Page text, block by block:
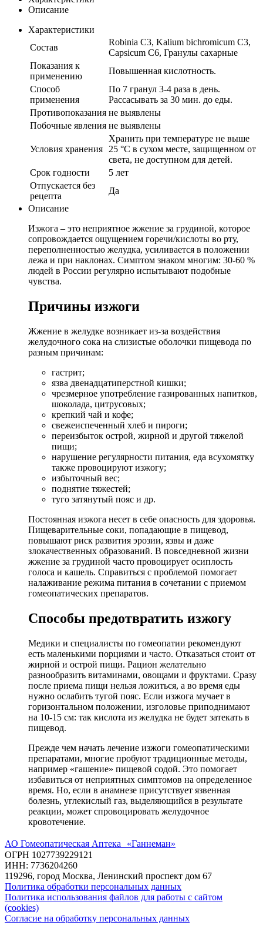
Описание
Характеристики
Состав
Robinia C3, Kalium bichromicum C3,
Capsicum C6, Гранулы сахарные
Показания к
применению
Повышенная кислотность.
Способ
применения
По 7 гранул 3-4 раза в день.
Рассасывать за 30 мин. до еды.
Противопоказания не выявлены
Побочные явления не выявлены
Условия хранения
Хранить при температуре не выше
25 °С в сухом месте, защищенном от
света, не доступном для детей.
Срок годности
5 лет
Отпускается без
рецепта
Да
Описание
Изжога – это неприятное жжение за грудиной, которое
сопровождается ощущением горечи/кислоты во рту,
переполненностью желудка, усиливается в положении
лежа и при наклонах. Симптом знаком многим: 30-60 %
людей в России регулярно испытывают подобные
чувства.
Причины изжоги
Жжение в желудке возникает из-за воздействия
желудочного сока на слизистые оболочки пищевода по
разным причинам:
гастрит;
язва двенадцатиперстной кишки;
чрезмерное употребление газированных напитков,
шоколада, цитрусовых;
крепкий чай и кофе;
свежеиспеченный хлеб и пироги;
переизбыток острой, жирной и другой тяжелой
пищи;
нарушение регулярности питания, еда всухомятку
также провоцируют изжогу;
избыточный вес;
поднятие тяжестей;
туго затянутый пояс и др.
Постоянная изжога несет в себе опасность для здоровья.
Пищеварительные соки, попадающие в пищевод,
повышают риск развития эрозии, язвы и даже
злокачественных образований. В повседневной жизни
жжение за грудиной часто провоцирует осиплость
голоса и кашель. Справиться с проблемой помогает
налаживание режима питания в сочетании с приемом
гомеопатических препаратов.
Способы предотвратить изжогу
Медики и специалисты по гомеопатии рекомендуют
есть маленькими порциями и часто. Отказаться стоит от
жирной и острой пищи. Рацион желательно
разнообразить витаминами, овощами и фруктами. Сразу
после приема пищи нельзя ложиться, а во время еды
нужно ослабить тугой пояс. Если изжога мучает в
горизонтальном положении, изголовье приподнимают
на 10-15 см: так кислота из желудка не будет затекать в
пищевод.
Прежде чем начать лечение изжоги гомеопатическими
препаратами, многие пробуют традиционные методы,
например «гашение» пищевой содой. Это помогает
избавиться от неприятных симптомов на определенное
время. Но, если в анамнезе присутствует язвенная
болезнь, углекислый газ, выделяющийся в результате
реакции, может спровоцировать желудочное
кровотечение.
АО Гомеопатическая Аптека «Ганнеман»
ОГРН 1027739229121
ИНН: 7736204260
119296, город Москва, Ленинский проспект дом 67
Политика обработки персональных данных
Политика использования файлов для работы с сайтом
(cookies)
Согласие на обработку персональных данных